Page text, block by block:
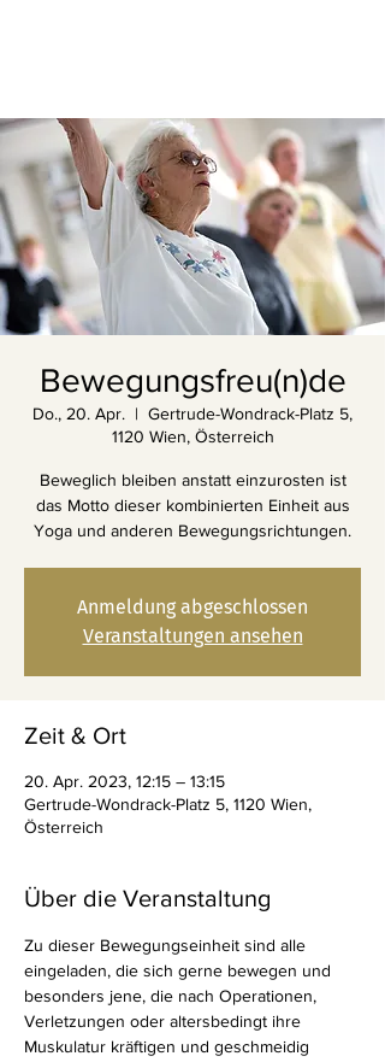
Bewegungsfreu(n)de
Do., 20. Apr.
  |
Gertrude-Wondrack-Platz 5,
1120 Wien, Österreich
Beweglich bleiben anstatt einzurosten ist
das Motto dieser kombinierten Einheit aus
Yoga und anderen Bewegungsrichtungen.
Anmeldung abgeschlossen
Veranstaltungen ansehen
Zeit & Ort
20. Apr. 2023, 12:15 – 13:15
Gertrude-Wondrack-Platz 5, 1120 Wien,
Österreich
Über die Veranstaltung
Zu dieser Bewegungseinheit sind alle
eingeladen, die sich gerne bewegen und
besonders jene, die nach Operationen,
Verletzungen oder altersbedingt ihre
Muskulatur kräftigen und geschmeidig